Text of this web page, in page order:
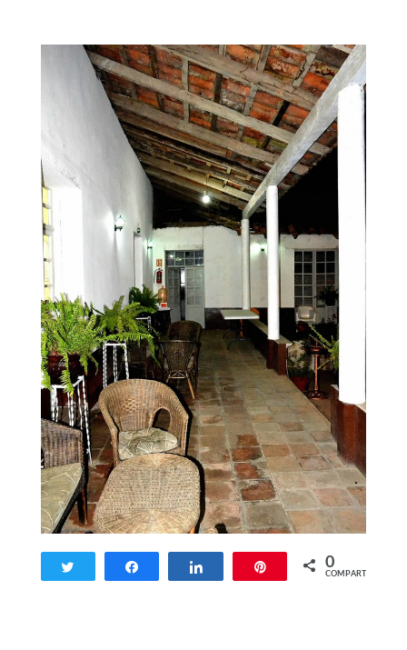
Twittear Compartir Compartir 0
COMPARTIR